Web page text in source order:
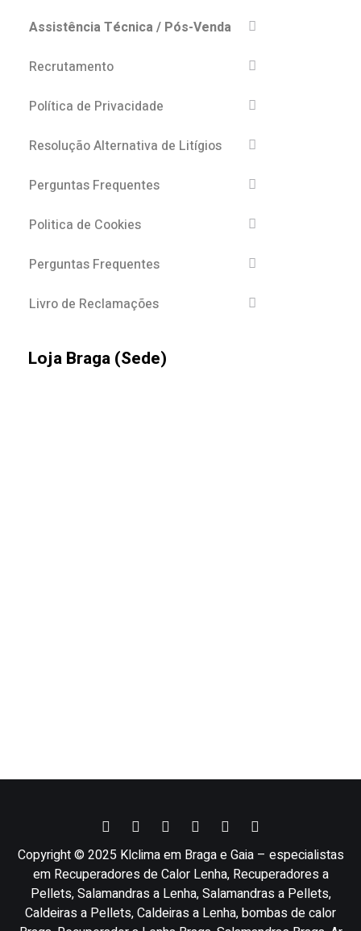
Assistência Técnica / Pós-Venda
Recrutamento
Política de Privacidade
Resolução Alternativa de Litígios
Perguntas Frequentes
Politica de Cookies
Perguntas Frequentes
Livro de Reclamações
Loja Braga (Sede)
Copyright © 2025 Klclima em Braga e Gaia – especialistas
em Recuperadores de Calor Lenha, Recuperadores a
Pellets, Salamandras a Lenha, Salamandras a Pellets,
Caldeiras a Pellets, Caldeiras a Lenha, bombas de calor